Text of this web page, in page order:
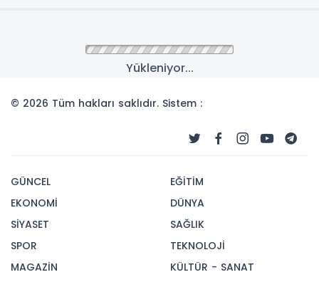
Yükleniyor...
© 2026 Tüm hakları saklıdır. Sistem :
GÜNCEL
EKONOMİ
SİYASET
SPOR
MAGAZİN
EĞİTİM
DÜNYA
SAĞLIK
TEKNOLOJİ
KÜLTÜR - SANAT